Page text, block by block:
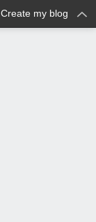
Create my blog